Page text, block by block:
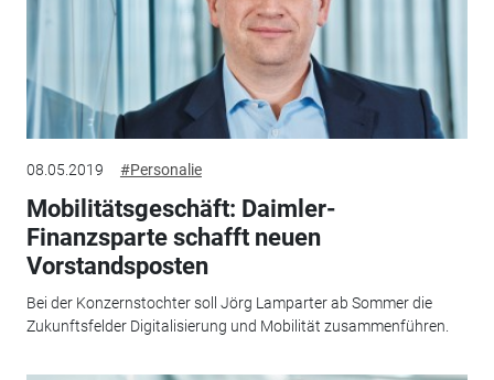
08.05.2019 #Personalie
Mobilitätsgeschäft: Daimler-
Finanzsparte schafft neuen
Vorstandsposten
Bei der Konzernstochter soll Jörg Lamparter ab Sommer die
Zukunftsfelder Digitalisierung und Mobilität zusammenführen.